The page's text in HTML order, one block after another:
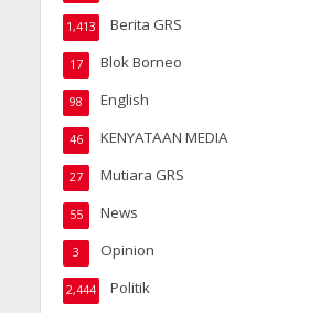
Berita GRS
1,413
Blok Borneo
17
English
98
KENYATAAN MEDIA
46
Mutiara GRS
27
News
55
Opinion
3
Politik
2,444